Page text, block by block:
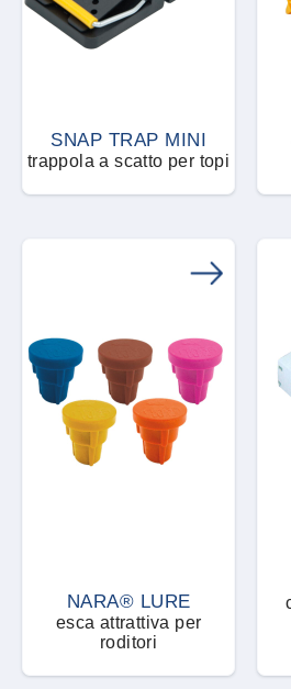
Tignole degli alimenti
Vespe e Calabroni
Liquido concentrato
Microemulsione acquosa
Microgranuli bagnabili
Pasta fresca
Polvere bagnabile
Polvere pronta all'uso
RTU - Pronto all'uso
SNAP TRAP MINI
trappola a scatto per topi
NARA® LURE
esca attrattiva per
roditori